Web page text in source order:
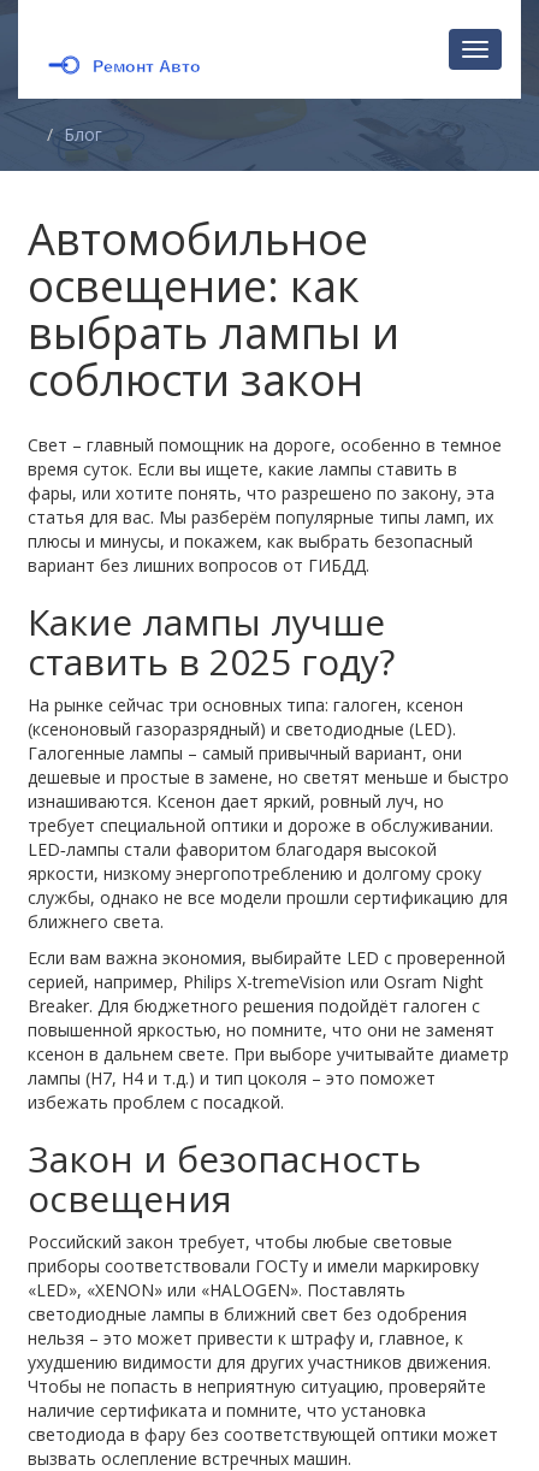
Блог
Автомобильное
освещение: как
выбрать лампы и
соблюсти закон
Свет – главный помощник на дороге, особенно в темное
время суток. Если вы ищете, какие лампы ставить в
фары, или хотите понять, что разрешено по закону, эта
статья для вас. Мы разберём популярные типы ламп, их
плюсы и минусы, и покажем, как выбрать безопасный
вариант без лишних вопросов от ГИБДД.
Какие лампы лучше
ставить в 2025 году?
На рынке сейчас три основных типа: галоген, ксенон
(ксеноновый газоразрядный) и светодиодные (LED).
Галогенные лампы – самый привычный вариант, они
дешевые и простые в замене, но светят меньше и быстро
изнашиваются. Ксенон дает яркий, ровный луч, но
требует специальной оптики и дороже в обслуживании.
LED‑лампы стали фаворитом благодаря высокой
яркости, низкому энергопотреблению и долгому сроку
службы, однако не все модели прошли сертификацию для
ближнего света.
Если вам важна экономия, выбирайте LED с проверенной
серией, например, Philips X-tremeVision или Osram Night
Breaker. Для бюджетного решения подойдёт галоген с
повышенной яркостью, но помните, что они не заменят
ксенон в дальнем свете. При выборе учитывайте диаметр
лампы (H7, H4 и т.д.) и тип цоколя – это поможет
избежать проблем с посадкой.
Закон и безопасность
освещения
Российский закон требует, чтобы любые световые
приборы соответствовали ГОСТу и имели маркировку
«LED», «XENON» или «HALOGEN». Поставлять
светодиодные лампы в ближний свет без одобрения
нельзя – это может привести к штрафу и, главное, к
ухудшению видимости для других участников движения.
Чтобы не попасть в неприятную ситуацию, проверяйте
наличие сертификата и помните, что установка
светодиода в фару без соответствующей оптики может
вызвать ослепление встречных машин.